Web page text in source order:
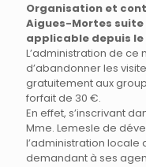
Organisation et
Aigues-Mortes
applicable depuis le
L’administration de
d’abandonner les
gratuitement aux
forfait de 30 €.
En effet, s’inscrivant
Mme. Lemesle de
l’administration locale
demandant à ses